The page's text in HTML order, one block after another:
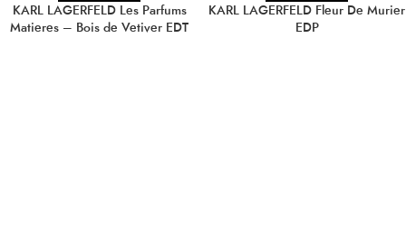
KARL LAGERFELD Les Parfums
Matieres – Bois de Vetiver EDT
KARL LAGERFELD Fleur De Murier
EDP